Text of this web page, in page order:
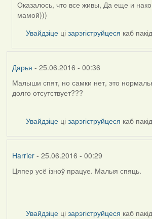
Жанна
(госць)
Оказалось, что все живы, Да еще и
мамой)))
Увайдзіце цізарэгіструйцеся каб
Дарья - 25.06.2016 - 00:36
Малыши спят, но самки нет, это
долго отсутствует???
Увайдзіце цізарэгіструйцеся каб
Harrier- 25.06.2016 - 00:29
Цяпер усё ізноў працуе. Малыя спяць.
Увайдзіце цізарэгіструйцеся каб